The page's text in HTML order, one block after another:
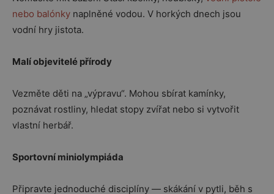
nebo balónky naplněné vodou. V horkých dnech jsou
vodní hry jistota.
Malí objevitelé přírody
Vezměte děti na „výpravu“. Mohou sbírat kamínky,
poznávat rostliny, hledat stopy zvířat nebo si vytvořit
vlastní herbář.
Sportovní miniolympiáda
Připravte jednoduché disciplíny — skákání v pytli, běh s